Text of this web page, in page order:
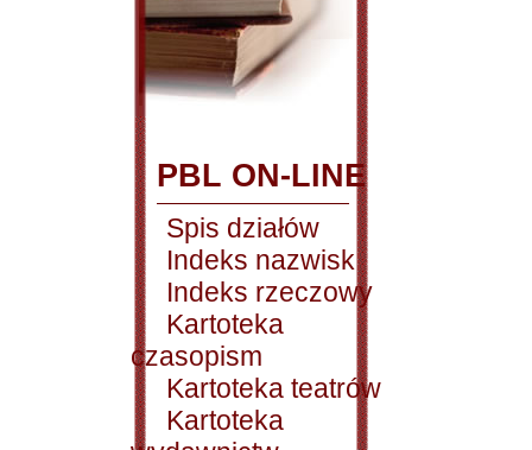
PBL ON-LINE
Spis działów
Indeks nazwisk
Indeks rzeczowy
Kartoteka
czasopism
Kartoteka teatrów
Kartoteka